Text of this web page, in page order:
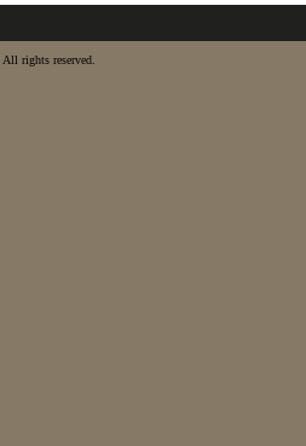
rights reserved.